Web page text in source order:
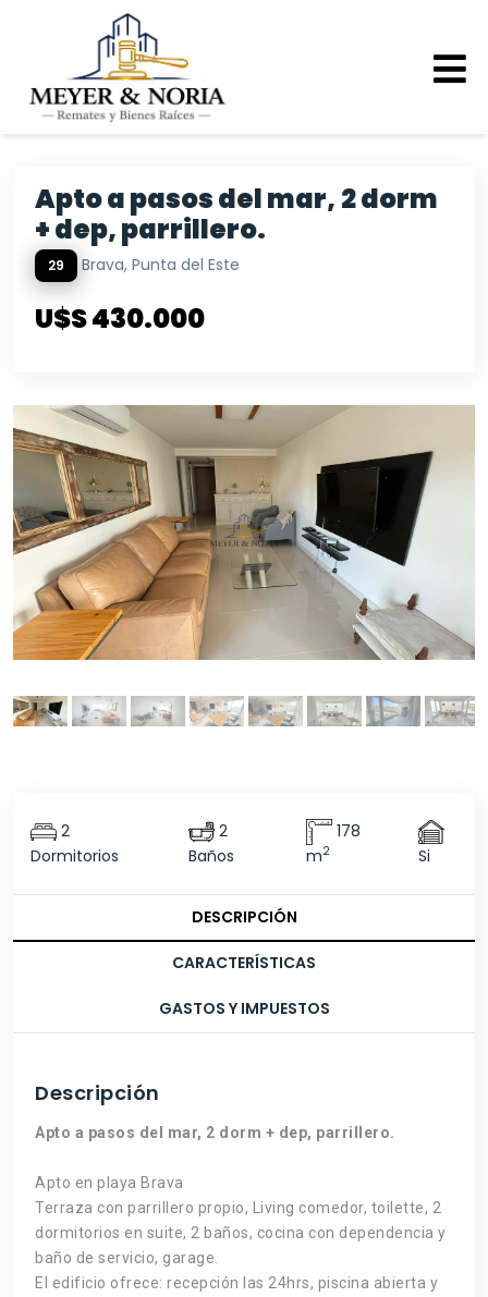
Apto a pasos del mar, 2 dorm
+ dep, parrillero.
29 Brava, Punta del Este
U$S 430.000
2
Dormitorios
2
Baños
178
m2 Si
DESCRIPCIÓN
CARACTERÍSTICAS
GASTOS Y IMPUESTOS
Descripción
Apto a pasos del mar, 2 dorm + dep, parrillero.
Apto en playa Brava
Terraza con parrillero propio, Living comedor, toilette, 2
dormitorios en suite, 2 baños, cocina con dependencia y
baño de servicio, garage.
El edificio ofrece: recepción las 24hrs, piscina abierta y